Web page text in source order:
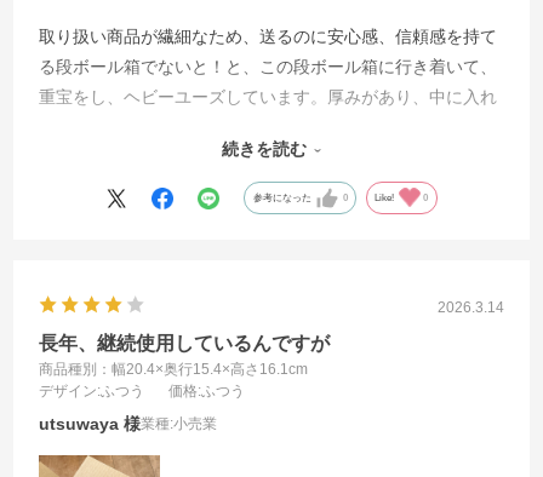
取り扱い商品が繊細なため、送るのに安心感、信頼感を持て
る段ボール箱でないと！と、この段ボール箱に行き着いて、
重宝をし、ヘビーユーズしています。厚みがあり、中に入れ
他社と比べて、価格にも満足していて、ずっと継続して使っ
ていきたいと考えています。
続きを読む
参考になった 0 Like! 0
2026.3.14
長年、継続使用しているんですが
商品種別：幅20.4×奥行15.4×高さ16.1cm
デザイン:ふつう 価格:ふつう
utsuwaya 業種:小売業